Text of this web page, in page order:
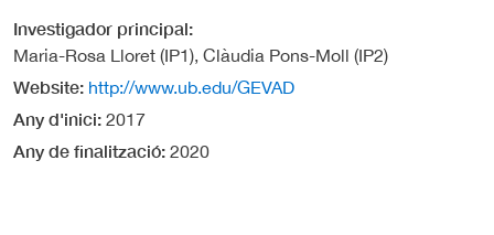
Investigador principal
Maria-Rosa Lloret (IP1), Clàudia Pons-Moll (IP2)
Website http://www.ub.edu/GEVAD
Any d'inici 2017
Any de finalització 2020